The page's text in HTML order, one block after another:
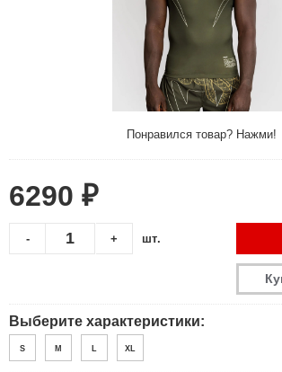
Понравился товар? Нажми!
6290 ₽
+
- шт.
Выберите характеристики:
S M L XL